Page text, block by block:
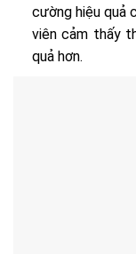
cường hiệu quả
viên cảm thấy
quả hơn.